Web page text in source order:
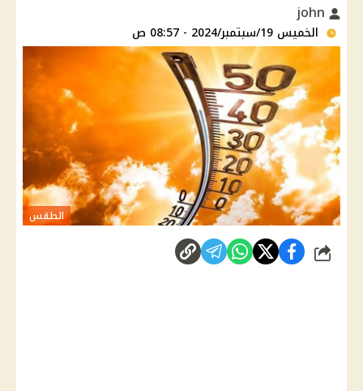
الخميس 19/سبتمبر/2024 - 08:57 ص
الطقس
شارك